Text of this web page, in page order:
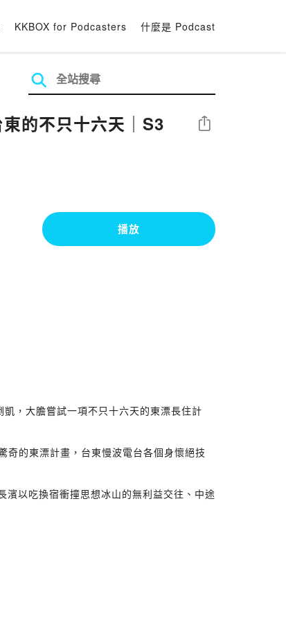
KKBOX for Podcasters 什麼是 Podcast
的不只十六天｜S3
分享
播放
，大膽嘗試一項不只十六天的東漂長住計
的東漂計畫，台東慢波電台各個身懷絕技
以吃換宿衝撞思想冰山的無利益交往、中途